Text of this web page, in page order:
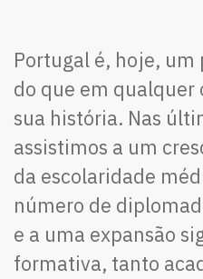
Portugal é, hoje,
do que em
sua história. Nas
assistimos a um
da escolaridade
número de
e a uma expansão
formativa, tanto